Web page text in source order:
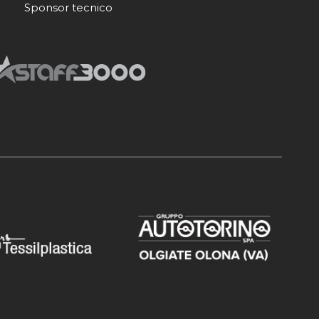
Sponsor tecnico